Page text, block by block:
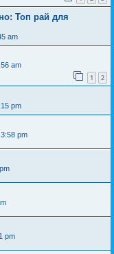
Топ рай для
am
am
1 2
pm
pm
pm